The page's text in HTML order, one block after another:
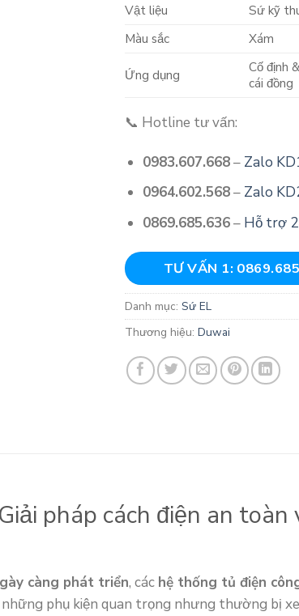
Vật liệu
Sứ kỹ
Màu sắc
Xám
Ứng dụng
Cố định
cái đồng
📞 Hotline tư vấn:
0983.607.668– Zalo
0964.602.568– Zalo
0869.685.636– Hỗ trợ
TƯ VẤN 1:
Danh mục: Sứ EL
Thương hiệu: Duwai
pháp cách điện an
càng phát triển, các hệ thống tủ điện
phụ kiện quan trọng nhưng thường bị